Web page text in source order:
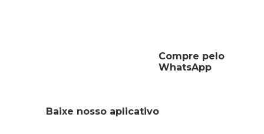
Compre pelo
WhatsApp
Baixe nosso aplicativo